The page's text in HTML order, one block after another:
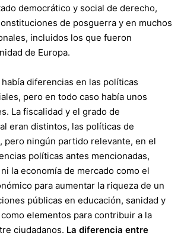
democrático y social de derecho,
de posguerra y en muchos
incluidos los que fueron
de Europa.
diferencias en las políticas
pero en todo caso había unos
La fiscalidad y el grado de
eran distintos, las políticas de
pero ningún partido relevante, en el
políticas antes mencionadas,
la economía de mercado como el
para aumentar la riqueza de un
públicas en educación, sanidad y
elementos para contribuir a la
ciudadanos. La diferencia entre